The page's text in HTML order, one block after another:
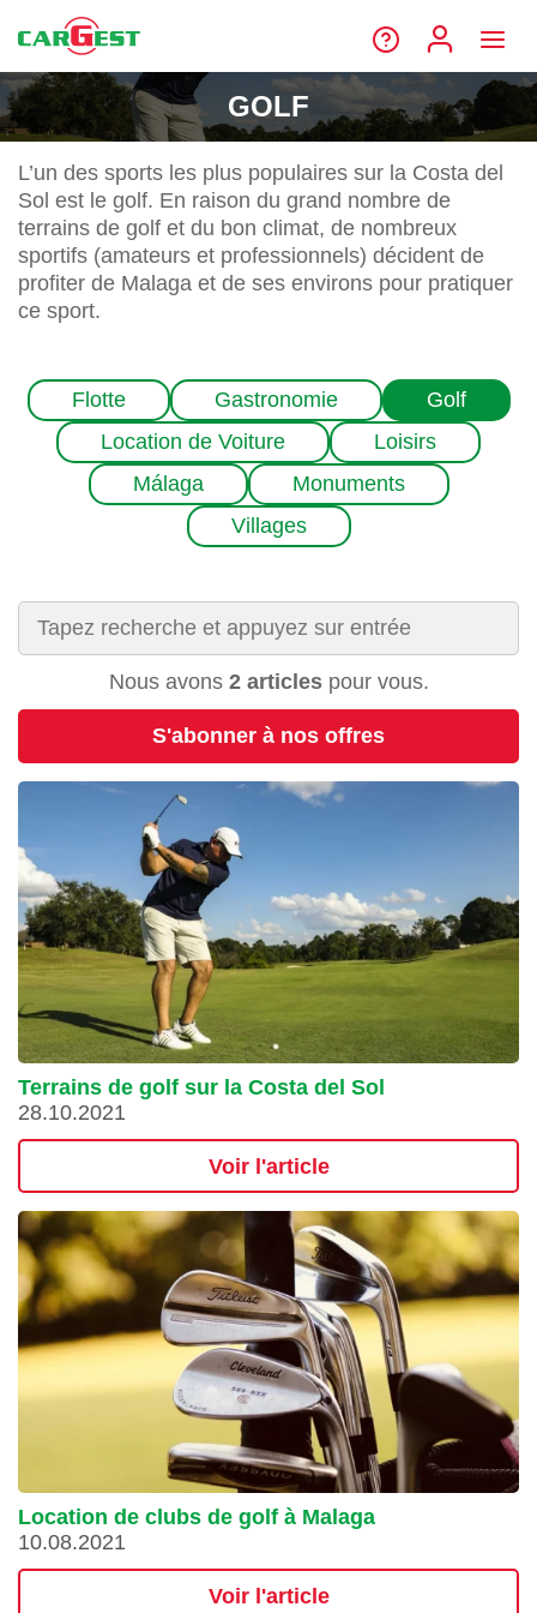
GOLF
L’un des sports les plus populaires sur la Costa del
Sol est le golf. En raison du grand nombre de
terrains de golf et du bon climat, de nombreux
sportifs (amateurs et professionnels) décident de
profiter de Malaga et de ses environs pour pratiquer
ce sport.
Flotte Gastronomie
Golf
Location de Voiture
Loisirs
Málaga
Monuments
Villages
Nous avons 2 articlespour vous.
S'abonner à nos offres
Terrains de golf sur la Costa del Sol
28.10.2021
Voir l'article
Location de clubs de golf à Malaga
10.08.2021
Voir l'article